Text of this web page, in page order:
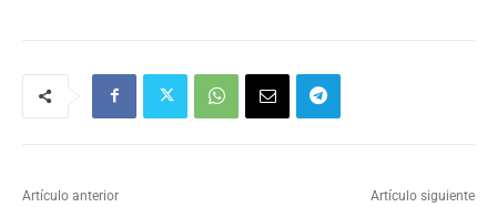
Artículo anterior Artículo siguiente